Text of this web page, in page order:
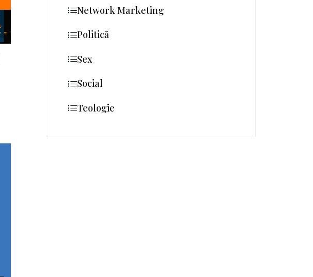
Network Marketing
Politică
Sex
Social
Teologie